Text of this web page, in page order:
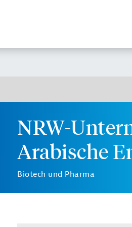
NRW-
Arabische
Biotech und Pharma